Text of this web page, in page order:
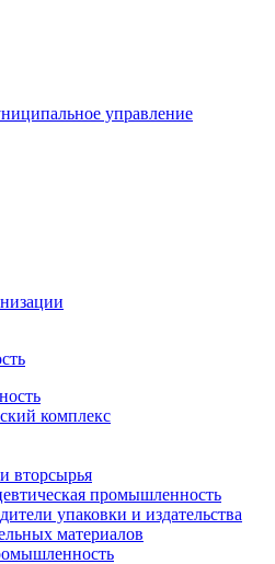
управление
комплекс
вторсырья
промышленность
упаковки и издательства
материалов